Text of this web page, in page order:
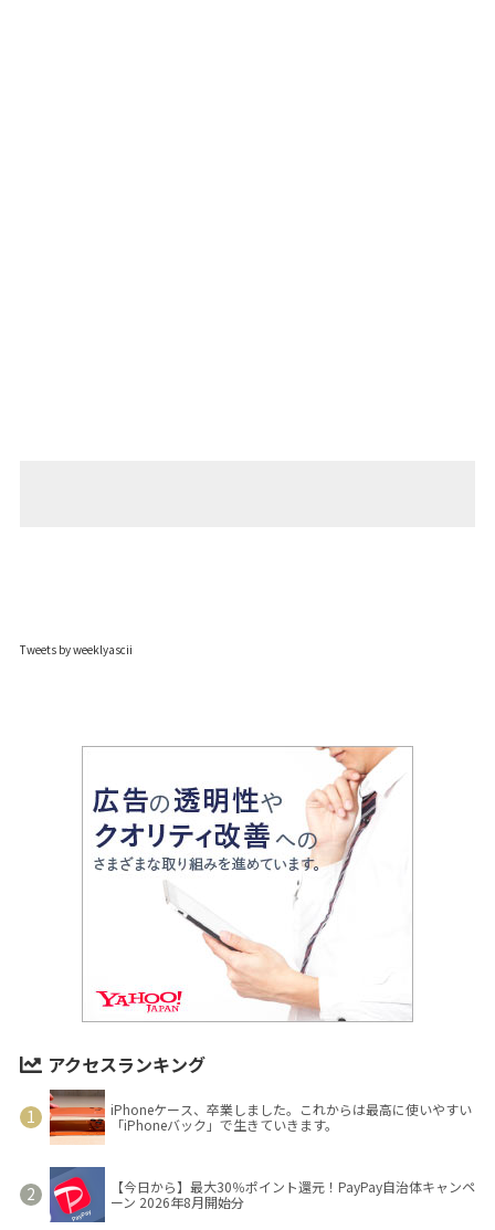
Tweets by weeklyascii
アクセスランキング
iPhoneケース、卒業しました。これからは最高に使いやすい
「iPhoneバック」で生きていきます。
【今日から】最大30％ポイント還元！PayPay自治体キャンペ
ーン 2026年8月開始分